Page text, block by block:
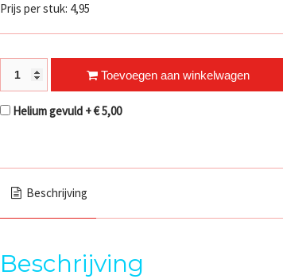
Prijs per stuk: 4,95
Dubbel Hart quantityToevoegen aan winkelwagen
Helium gevuld +€5,00
Beschrijving
Beschrijving